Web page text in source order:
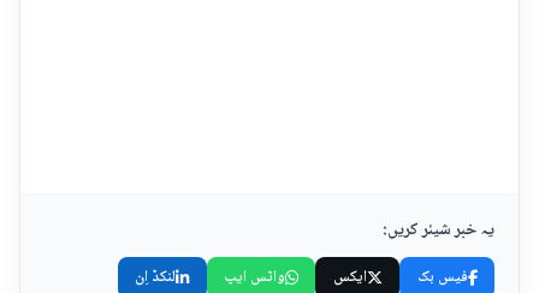
یہ خبر شیئر کریں:
فیس بک ایکس واٹس ایپ لنکڈ اِن